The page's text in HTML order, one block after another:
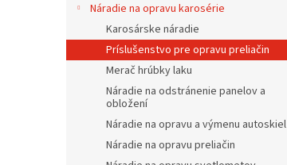
Náradie na opravu karosérie
Karosárske náradie
Príslušenstvo pre opravu preliačin
Merač hrúbky laku
Náradie na odstránenie panelov a
obložení
Náradie na opravu a výmenu autoskiel
Náradie na opravu preliačin